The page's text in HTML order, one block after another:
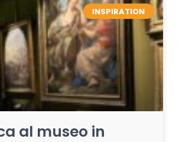
INSPIRATION
al museo in